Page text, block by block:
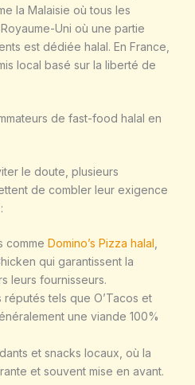
la Malaisie où tous les
Uni où une partie
est dédiée halal. En France,
local basé sur la liberté de
de fast-food halal en
le doute, plusieurs
de combler leur exigence
comme Domino’s Pizza halal
qui garantissent la
leurs fournisseurs.
tels que O’Tacos et
une viande 100%
et snacks locaux, où la
et souvent mise en avant.